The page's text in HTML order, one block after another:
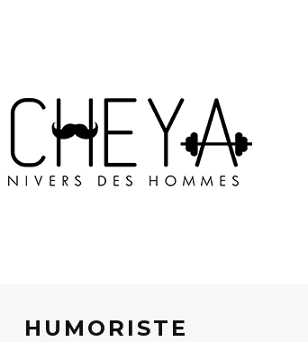
HUMORISTE